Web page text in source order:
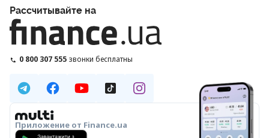
Рассчитывайте на
0 800 307 555 звонки бесплатны
Приложение от Finance.ua